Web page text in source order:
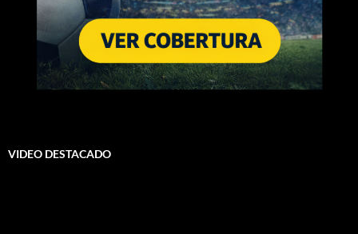
VIDEO DESTACADO